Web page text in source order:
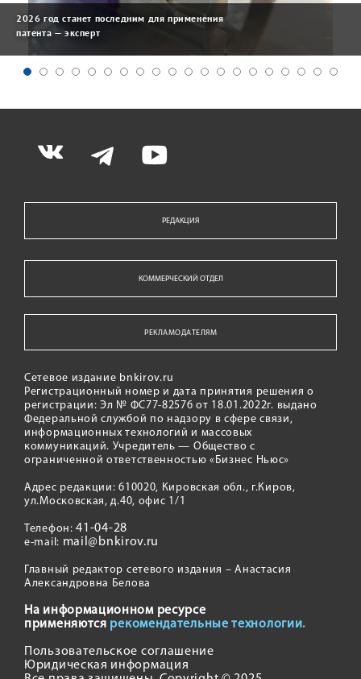
2026 год станет последним для применения
патента — эксперт
РЕДАКЦИЯ
КОММЕРЧЕСКИЙ ОТДЕЛ
РЕКЛАМОДАТЕЛЯМ
Сетевое издание bnkirov.ru
Регистрационный номер и дата принятия решения о
регистрации: Эл № ФС77-82576 от 18.01.2022г. выдано
Федеральной службой по надзору в сфере связи,
информационных технологий и массовых
коммуникаций. Учредитель — Общество с
ограниченной ответственностью «Бизнес Ньюс»
Адрес редакции: 610020, Кировская обл., г.Киров,
ул.Московская, д.40, офис 1/1
Телефон:41-04-28
e-mail: mail@bnkirov.ru
Главный редактор сетевого издания – Анастасия
Александровна Белова
На информационном ресурсе
применяются рекомендательные технологии.
Пользовательское соглашение
Юридическая информация